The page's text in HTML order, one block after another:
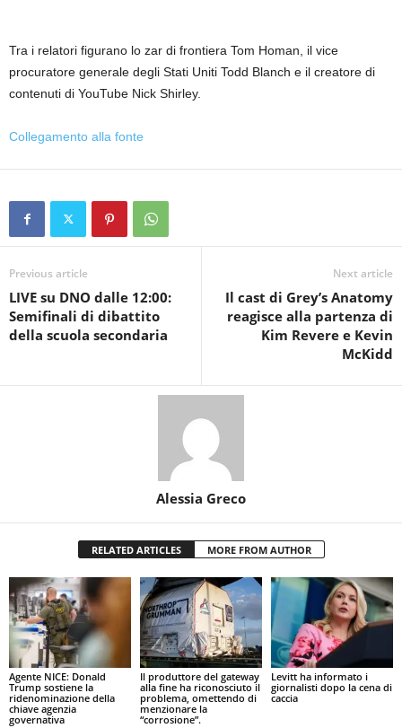
Tra i relatori figurano lo zar di frontiera Tom Homan, il vice
procuratore generale degli Stati Uniti Todd Blanch e il creatore di
contenuti di YouTube Nick Shirley.
Collegamento alla fonte
Previous article
LIVE su DNO dalle 12:00:
Semifinali di dibattito
della scuola secondaria
Next article
Il cast di Grey’s Anatomy
reagisce alla partenza di
Kim Revere e Kevin
McKidd
Alessia Greco
RELATED ARTICLES MORE FROM AUTHOR
Agente NICE: Donald
Trump sostiene la
ridenominazione della
chiave agenzia
governativa
Il produttore del gateway
alla fine ha riconosciuto il
problema, omettendo di
menzionare la
“corrosione”.
Levitt ha informato i
giornalisti dopo la cena di
caccia